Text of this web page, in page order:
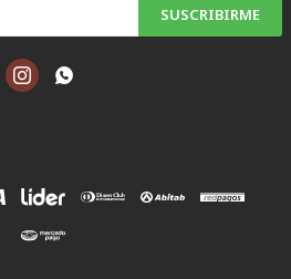
SUSCRIBIRME
 